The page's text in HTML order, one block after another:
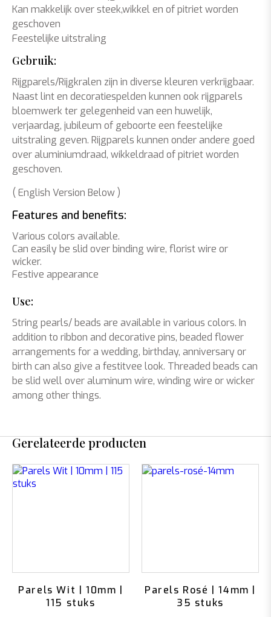
Kan makkelijk over steek,wikkel en of pitriet worden
geschoven
Feestelijke uitstraling
Gebruik:
Rijgparels/Rijgkralen zijn in diverse kleuren verkrijgbaar.
Naast lint en decoratiespelden kunnen ook rijgparels
bloemwerk ter gelegenheid van een huwelijk,
verjaardag, jubileum of geboorte een feestelijke
uitstraling geven. Rijgparels kunnen onder andere goed
over aluminiumdraad, wikkeldraad of pitriet worden
geschoven.
( English Version Below )
Features and benefits:
Various colors available.
Can easily be slid over binding wire, florist wire or
wicker.
Festive appearance
Use:
String pearls/ beads are available in various colors. In
addition to ribbon and decorative pins, beaded flower
arrangements for a wedding, birthday, anniversary or
birth can also give a festitvee look. Threaded beads can
be slid well over aluminum wire, winding wire or wicker
among other things.
Gerelateerde producten
Parels Wit | 10mm |
115 stuks
Parels Rosé | 14mm |
35 stuks